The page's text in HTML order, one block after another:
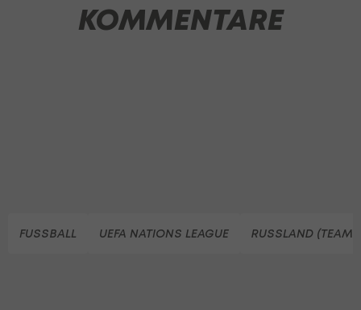
KOMMENTARE
FUSSBALL UEFA NATIONS LEAGUE RUSSLAND (TEAM,